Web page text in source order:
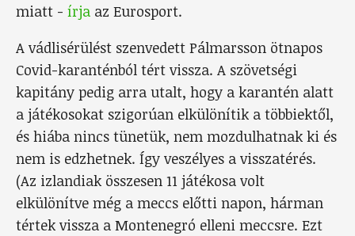
miatt - írja az Eurosport.
A vádlisérülést szenvedett Pálmarsson ötnapos
Covid-karanténból tért vissza. A szövetségi
kapitány pedig arra utalt, hogy a karantén alatt
a játékosokat szigorúan elkülönítik a többiektől,
és hiába nincs tünetük, nem mozdulhatnak ki és
nem is edzhetnek. Így veszélyes a visszatérés.
(Az izlandiak összesen 11 játékosa volt
elkülönítve még a meccs előtti napon, hárman
tértek vissza a Montenegró elleni meccsre. Ezt